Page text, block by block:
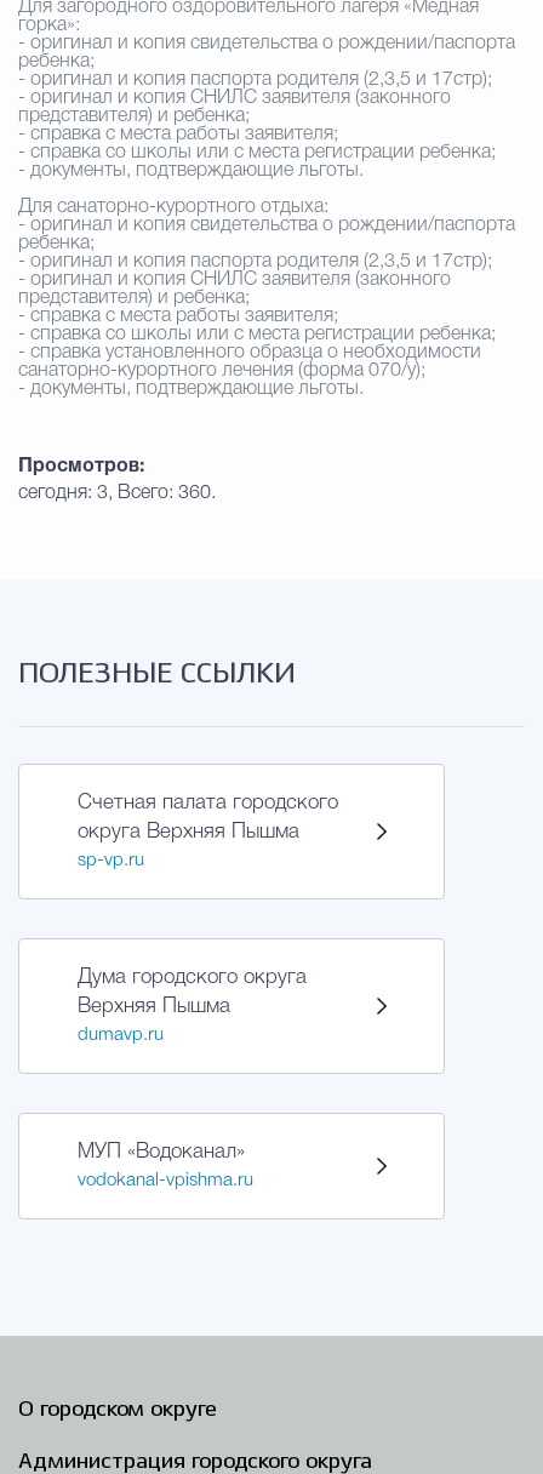
Для загородного оздоровительного лагеря «Медная
горка»:
- оригинал и копия свидетельства о рождении/паспорта
ребенка;
- оригинал и копия паспорта родителя (2,3,5 и 17стр);
- оригинал и копия СНИЛС заявителя (законного
представителя) и ребенка;
- справка с места работы заявителя;
- справка со школы или с места регистрации ребенка;
- документы, подтверждающие льготы.
Для санаторно-курортного отдыха:
- оригинал и копия свидетельства о рождении/паспорта
ребенка;
- оригинал и копия паспорта родителя (2,3,5 и 17стр);
- оригинал и копия СНИЛС заявителя (законного
представителя) и ребенка;
- справка с места работы заявителя;
- справка со школы или с места регистрации ребенка;
- справка установленного образца о необходимости
санаторно-курортного лечения (форма 070/у);
- документы, подтверждающие льготы.
Просмотров:
сегодня: 3, Всего: 360.
ПОЛЕЗНЫЕ ССЫЛКИ
Счетная палата городского
округа Верхняя Пышма
sp-vp.ru
Дума городского округа
Верхняя Пышма
dumavp.ru
МУП «Водоканал»
vodokanal-vpishma.ru
О городском округе
Администрация городского округа